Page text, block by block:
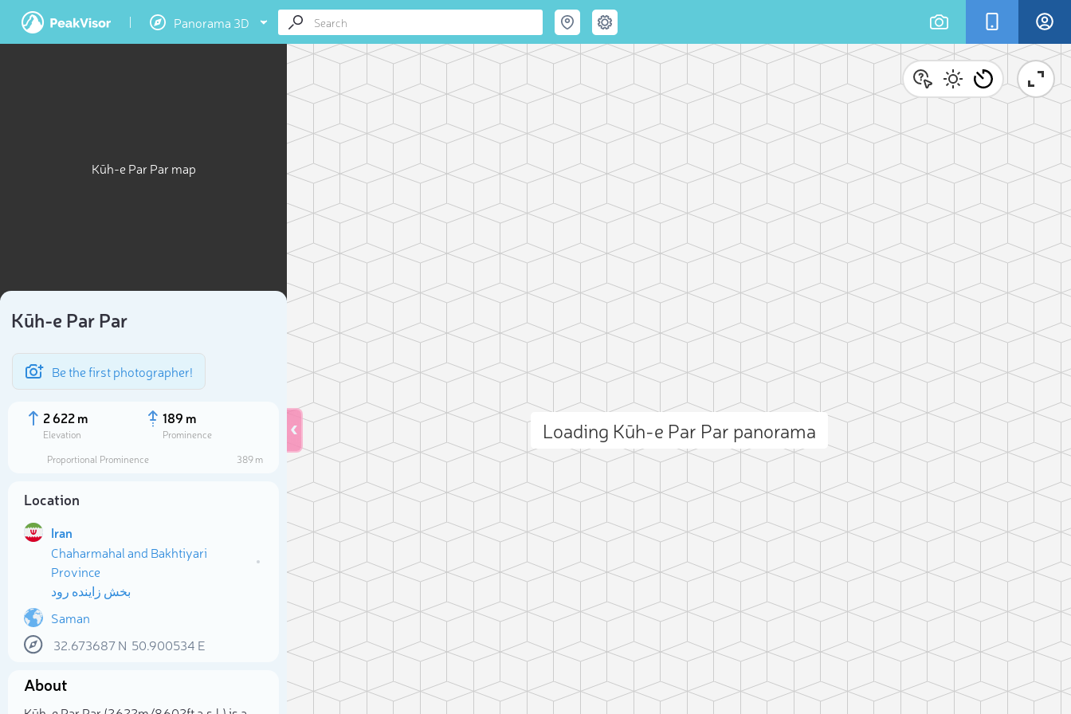
Panorama 3D
Kūh-e Par Par map
Kūh-e Par Par
Be the first photographer!
2 622 m
Elevation
189 m
Prominence
Proportional Prominence
389 m
Location
Iran
Chaharmahal and Bakhtiyari
Province
بخش زاینده رود
Saman
32.673687N 50.900534 E
About
Loading Kūh-e Par Par panorama
Select photo